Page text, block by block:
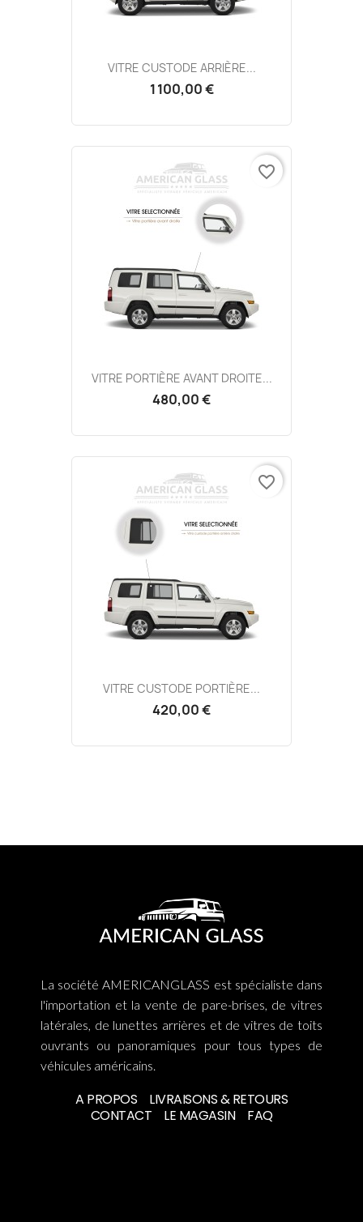
VITRE CUSTODE ARRIÈRE...
1 100,00 €
VITRE PORTIÈRE AVANT DROITE...
480,00 €
favorite_border
VITRE CUSTODE PORTIÈRE...
420,00 €
favorite_border
La société AMERICANGLASS est spécialiste dans
l'importation et la vente de pare-brises, de vitres
latérales, de lunettes arrières et de vitres de toits
ouvrants ou panoramiques pour tous types de
véhicules américains.
A PROPOS
LIVRAISONS & RETOURS
CONTACT
LE MAGASIN FAQ